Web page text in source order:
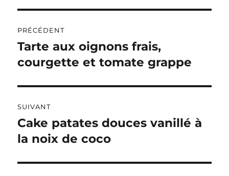
R
A
T
:
de
l’article
PRÉCÉDENT
Publication
précédente :
Tarte aux oignons frais,
courgette et tomate grappe
SUIVANT
Publication
suivante :
Cake patates douces vanillé à
la noix de coco